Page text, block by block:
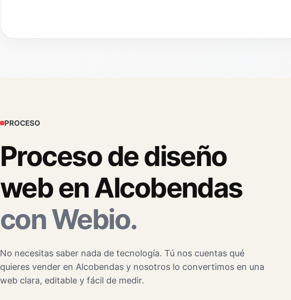
PROCESO
Proceso de diseño
web en Alcobendas
con Webio.
No necesitas saber nada de tecnología. Tú nos cuentas qué
quieres vender en Alcobendas y nosotros lo convertimos en una
web clara, editable y fácil de medir.